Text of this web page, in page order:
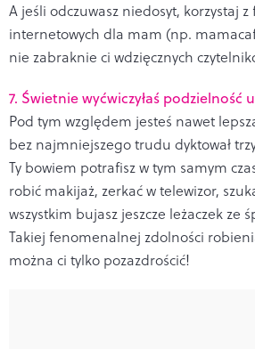
A jeśli odczuwasz niedosyt, korzystaj
internetowych dla mam (np.
nie zabraknie ci wdzięcznych
7. Świetnie wyćwiczyłaś podzielność
Pod tym względem jesteś nawet
bez najmniejszego trudu dyktował
Ty bowiem potrafisz w tym samym
robić makijaż, zerkać w telewizor,
wszystkim bujasz jeszcze leżaczek ze
Takiej fenomenalnej zdolności
można ci tylko pozazdrościć!